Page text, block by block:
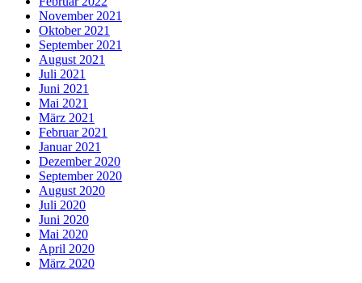
November 2021
Oktober 2021
September 2021
August 2021
Juli 2021
Juni 2021
Mai 2021
März 2021
Februar 2021
Januar 2021
Dezember 2020
September 2020
August 2020
Juli 2020
Juni 2020
Mai 2020
April 2020
März 2020